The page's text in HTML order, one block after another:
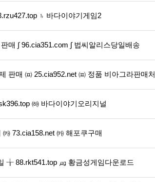
♄ 바다이야기게임2
매 ∫ 96.cia351.com ∫ 법씨알리스당일배송
판매 ㈌ 25.cia952.net ㈌ 정품 비아그라판매처
㈛ 바다이야기오리지널
73.cia158.net ㈘ 해포쿠구매
╁ 88.rkt541.top ㎍ 황금성게임다운로드